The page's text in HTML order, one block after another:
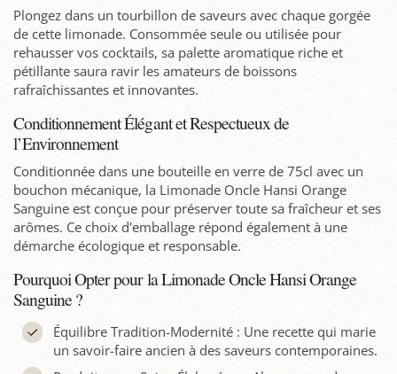
Plongez dans un tourbillon de saveurs avec chaque gorgée
de cette limonade. Consommée seule ou utilisée pour
rehausser vos cocktails, sa palette aromatique riche et
pétillante saura ravir les amateurs de boissons
rafraîchissantes et innovantes.
Conditionnement Élégant et Respectueux de
l’Environnement
Conditionnée dans une bouteille en verre de 75cl avec un
bouchon mécanique, la Limonade Oncle Hansi Orange
Sanguine est conçue pour préserver toute sa fraîcheur et ses
arômes. Ce choix d'emballage répond également à une
démarche écologique et responsable.
Pourquoi Opter pour la Limonade Oncle Hansi Orange
Sanguine ?
Équilibre Tradition-Modernité : Une recette qui marie
un savoir-faire ancien à des saveurs contemporaines.